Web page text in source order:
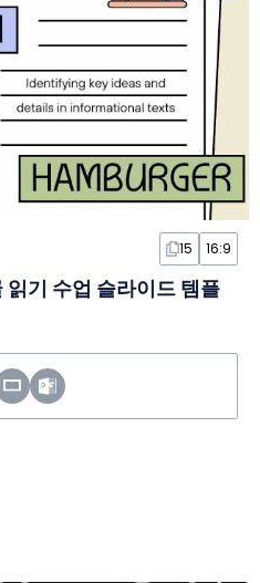
15 16:9
읽기 수업 슬라이드 템플